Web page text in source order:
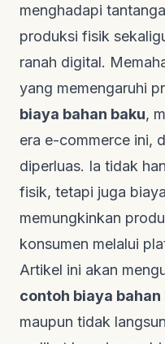
menghadapi
produksi fisik
ranah digital.
yang memengaruhi
biaya bahan baku,
era e-commerce ini,
diperluas. Ia tidak
fisik, tetapi juga
memungkinkan
konsumen melalui
Artikel ini akan
contoh biaya bahan
maupun tidak